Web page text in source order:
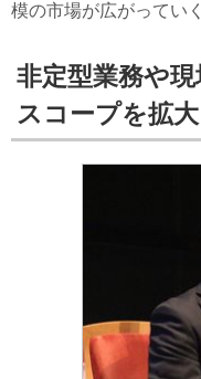
模の市場が広がってい
非定型業務や
スコープを拡大